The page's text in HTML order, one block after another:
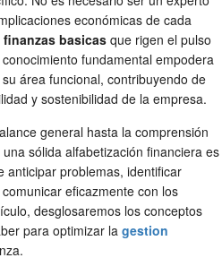
económicas de cada
finanzas basicas que rigen el pulso
fundamental empodera
área funcional, contribuyendo de
y sostenibilidad de la empresa.
general hasta la comprensión
sólida alfabetización financiera es
anticipar problemas, identificar
eficazmente con los
desglosaremos los conceptos
para optimizar la gestion